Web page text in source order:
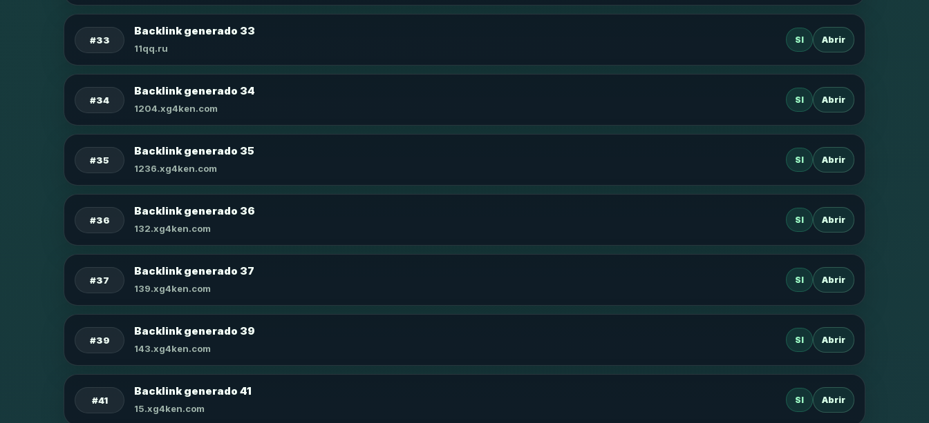
#33
Backlink generado 33
11qq.ru
SI Abrir
#34
Backlink generado 34
1204.xg4ken.com
SI Abrir
#35
Backlink generado 35
1236.xg4ken.com
SI Abrir
#36
Backlink generado 36
132.xg4ken.com
SI Abrir
#37
Backlink generado 37
139.xg4ken.com
SI Abrir
#39
Backlink generado 39
143.xg4ken.com
SI Abrir
#41
Backlink generado 41
15.xg4ken.com
SI Abrir